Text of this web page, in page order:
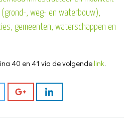
, weg- en waterbouw),
gemeenten, waterschappen en
40 en 41 via de volgende link.